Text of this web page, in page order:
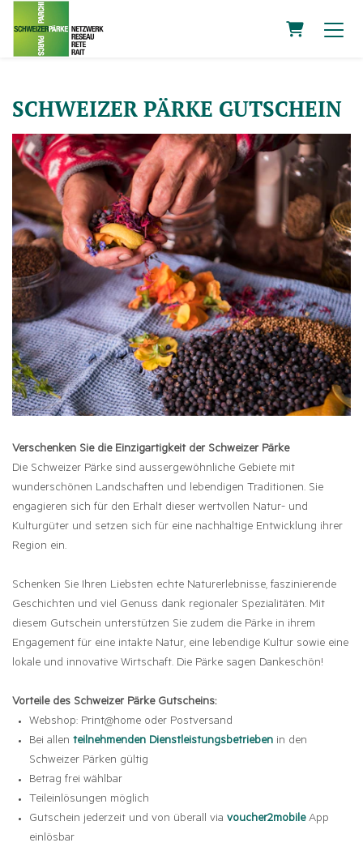
SCHWEIZER PÄRKE GUTSCHEIN
Verschenken Sie die Einzigartigkeit der Schweizer Pärke
Die Schweizer Pärke sind aussergewöhnliche Gebiete mit
wunderschönen Landschaften und lebendigen Traditionen. Sie
engagieren sich für den Erhalt dieser wertvollen Natur- und
Kulturgüter und setzen sich für eine nachhaltige Entwicklung ihrer
Region ein.
Schenken Sie Ihren Liebsten echte Naturerlebnisse, faszinierende
Geschichten und viel Genuss dank regionaler Spezialitäten. Mit
diesem Gutschein unterstützen Sie zudem die Pärke in ihrem
Engagement für eine intakte Natur, eine lebendige Kultur sowie eine
lokale und innovative Wirtschaft. Die Pärke sagen Dankeschön!
Vorteile des Schweizer Pärke Gutscheins:
Webshop: Print@home oder Postversand
Bei allen teilnehmenden Dienstleistungsbetrieben in den
Schweizer Pärken gültig
Betrag frei wählbar
Teileinlösungen möglich
Gutschein jederzeit und von überall via voucher2mobileApp
einlösbar